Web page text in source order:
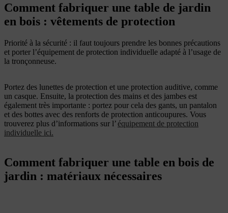
Comment fabriquer une table de jardin
en bois : vêtements de protection
Priorité à la sécurité : il faut toujours prendre les bonnes précautions
et porter l’équipement de protection individuelle adapté à l’usage de
la tronçonneuse.
Portez des lunettes de protection et une protection auditive, comme
un casque. Ensuite, la protection des mains et des jambes est
également très importante : portez pour cela des gants, un pantalon
et des bottes avec des renforts de protection anticoupures. Vous
trouverez plus d’informations sur l’ équipement de protection
individuelle ici.
Comment fabriquer une table en bois de
jardin : matériaux nécessaires